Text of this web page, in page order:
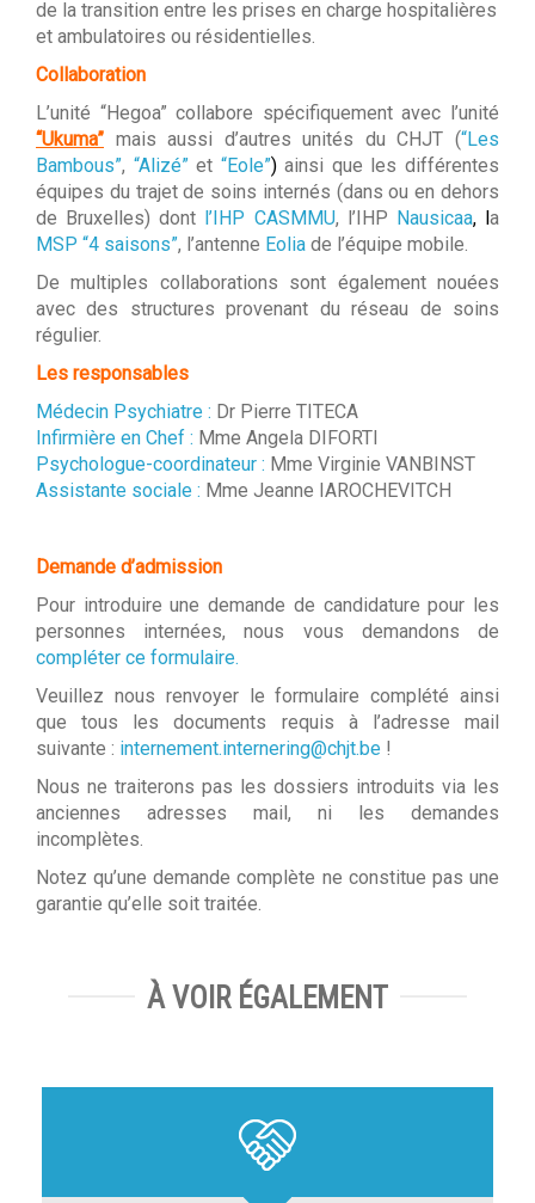
de la transition entre les prises en charge hospitalières
et ambulatoires ou résidentielles.
Collaboration
L’unité “Hegoa” collabore spécifiquement avec l’unité
“Ukuma” mais aussi d’autres unités du CHJT (“Les
Bambous”, “Alizé”et “Eole”)ainsi que les différentes
équipes du trajet de soins internés (dans ou en dehors
de Bruxelles) dont l’IHP CASMMU, l’IHP Nausicaa, la
MSP “4 saisons”, l’antenne Eolia de l’équipe mobile.
De multiples collaborations sont également nouées
avec des structures provenant du réseau de soins
régulier.
Les responsables
Médecin Psychiatre : Dr Pierre TITECA
Infirmière en Chef : Mme Angela DIFORTI
Psychologue-coordinateur : Mme Virginie VANBINST
Assistante sociale : Mme Jeanne IAROCHEVITCH
Demande d’admission
Pour introduire une demande de candidature pour les
personnes internées, nous vous demandons de
compléter ce formulaire.
Veuillez nous renvoyer le formulaire complété ainsi
que tous les documents requis à l’adresse mail
suivante : internement.internering@chjt.be !
Nous ne traiterons pas les dossiers introduits via les
anciennes adresses mail, ni les demandes
incomplètes.
Notez qu’une demande complète ne constitue pas une
garantie qu’elle soit traitée.
À VOIR ÉGALEMENT